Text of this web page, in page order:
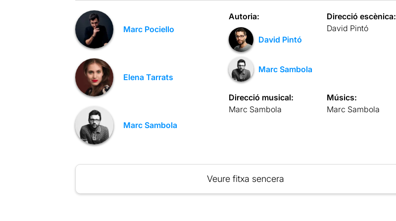
Marc Pociello
Elena Tarrats
Marc Sambola
Autoria:
David Pintó
Marc Sambola
Direcció escènica:
David Pintó
Direcció musical:
Marc Sambola
Músics:
Marc Sambola
Veure fitxa sencera